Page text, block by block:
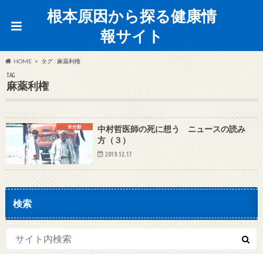
根本原因から探る健康情
報サイト
HOME タグ : 麻薬利権
TAG
麻薬利権
未分類
中村哲医師の死に想う ニュースの読み
方（３）
2019.12.17
検索